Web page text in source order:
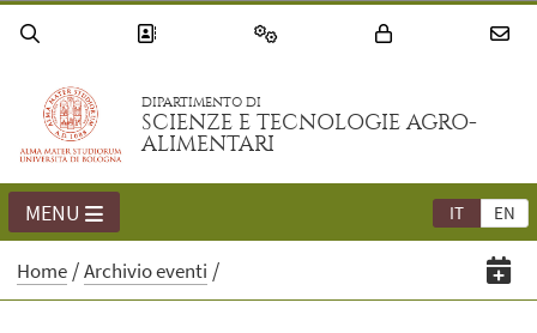
DIPARTIMENTO DI
SCIENZE E TECNOLOGIE AGRO-
ALIMENTARI
IT EN
MENU
Home Archivio eventi